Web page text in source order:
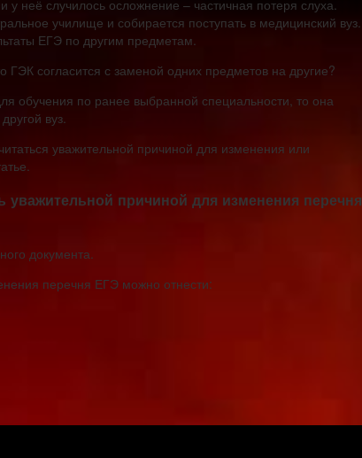
неё случилось осложнение – частичная потеря слуха.
училище и собирается поступать в медицинский вуз.
ЕГЭ по другим предметам.
ГЭК согласится с заменой одних предметов на другие?
обучения по ранее выбранной специальности, то она
вуз.
уважительной причиной для изменения или
уважительной причиной для изменения перечня
документа.
перечня ЕГЭ можно отнести: